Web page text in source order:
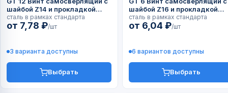
шайбой Z14 и прокладкой
EPDM
сталь в рамках стандарта
от 7,78 ₽/шт
3 варианта доступны
Выбрать
шайбой Z16 и прокладкой
EPDM
сталь в рамках стандарта
от 6,04 ₽/шт
6 вариантов доступны
Выбрать